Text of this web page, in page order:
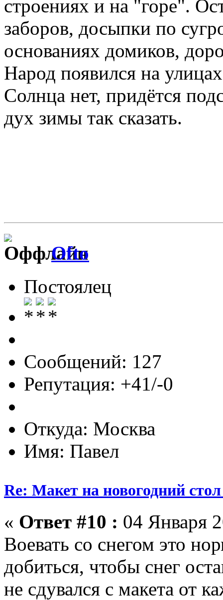
строениях и на "горе".
заборов, досыпки по
основаниях домиков,
Народ появился на
Солнца нет, придётся
дух зимы так сказать.
Ofto
Постоялец
Сообщений: 127
Репутация: +41/-0
Откуда: Москва
Имя: Павел
Re: Макет на новогодний
« Ответ #10 : 04 Января
Воевать со снегом это
добиться, чтобы снег
не сдувался с макета от